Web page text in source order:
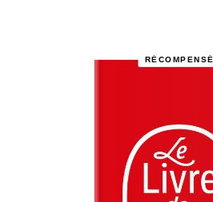
RÉCOMPENSÉ